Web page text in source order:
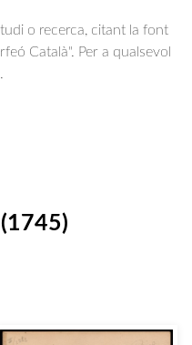
o recerca, citant la font
Català". Per a qualsevol